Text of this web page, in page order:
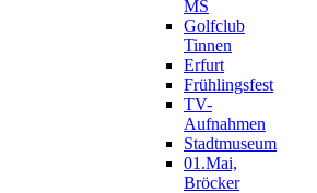
MS
Golfclub
Tinnen
Erfurt
Frühlingsfest
TV-
Aufnahmen
Stadtmuseum
01.Mai,
Bröcker